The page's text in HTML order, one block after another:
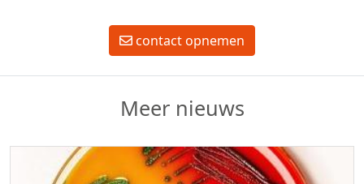
contact opnemen
Meer nieuws